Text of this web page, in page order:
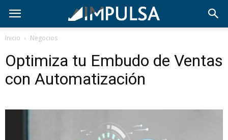
Inicio Negocios
Optimiza tu Embudo de Ventas
con Automatización